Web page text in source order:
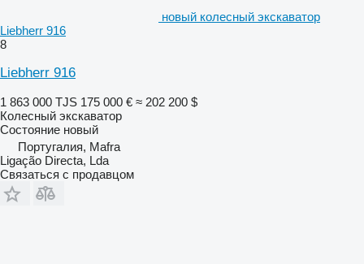
новый колесный экскаватор
Liebherr 916
8
Liebherr 916
1 863 000 TJS 175 000 € ≈ 202 200 $
Колесный экскаватор
Состояние новый
Португалия, Mafra
Ligação Directa, Lda
Связаться с продавцом